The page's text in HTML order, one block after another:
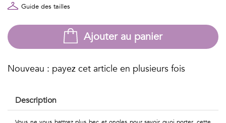
Géométriques
Talents
&
Métiers
motifs
Guide des tailles
Ajouter au panier
Nouveau : payez cet article en plusieurs fois
Description